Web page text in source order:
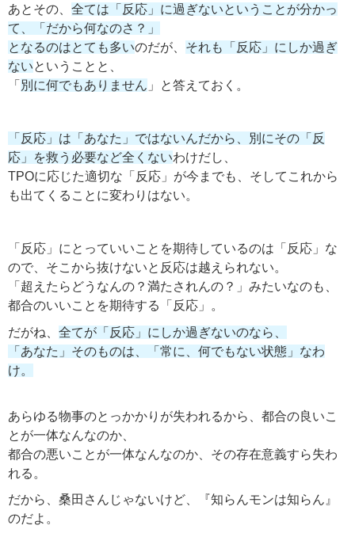
あとその、 全ては「反応」に過ぎないということが分かっ
て、「だから何なのさ？」
となるのはとても多いのだが、 それも「反応」にしか過ぎ
ないということと、
「 別に何でもありません 」と答えておく。
「反応」は「あなた」ではないんだから、別にその「反
応」を救う必要など全くないわけだし、
TPOに応じた適切な「反応」が今までも、そしてこれから
も出てくることに変わりはない。
「反応」にとっていいことを期待しているのは「反応」な
ので、そこから抜けないと反応は越えられない。
「超えたらどうなんの？満たされんの？」みたいなのも、
都合のいいことを期待する「反応」。
だがね、 全てが「反応」にしか過ぎないのなら、
「あなた」そのものは、「常に、何でもない状態」なわ
け。
あらゆる物事のとっかかりが失われるから、都合の良いこ
とが一体なんなのか、
都合の悪いことが一体なんなのか、その存在意義すら失わ
れる。
だから、桑田さんじゃないけど、『知らんモンは知らん』
のだよ。